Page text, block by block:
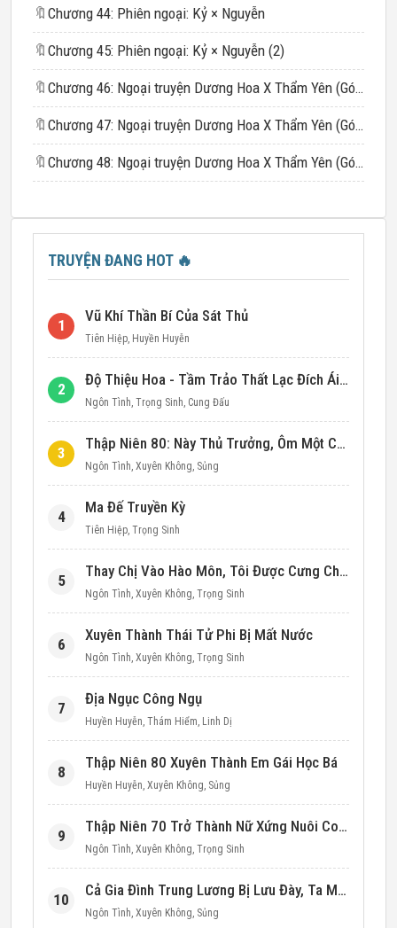
🔖 Chương 44: Phiên ngoại: Kỷ × Nguyễn
🔖 Chương 45: Phiên ngoại: Kỷ × Nguyễn (2)
🔖 Chương 46: Ngoại truyện Dương Hoa X Thẩm Yên (Góc nhìn của Dương Hoa)
🔖 Chương 47: Ngoại truyện Dương Hoa X Thẩm Yên (Góc nhìn của Dương Hoa) (2)
🔖 Chương 48: Ngoại truyện Dương Hoa X Thẩm Yên (Góc nhìn của Dương Hoa) (3)
TRUYỆN ĐANG HOT 🔥
1
Vũ Khí Thần Bí Của Sát Thủ
Tiên Hiệp, Huyền Huyễn
2
Độ Thiệu Hoa - Tầm Trảo Thất Lạc Đích Ái Tình
Ngôn Tình, Trọng Sinh, Cung Đấu
3
Thập Niên 80: Này Thủ Trưởng, Ôm Một Cái Đi!
Ngôn Tình, Xuyên Không, Sủng
4
Ma Đế Truyền Kỳ
Tiên Hiệp, Trọng Sinh
5
Thay Chị Vào Hào Môn, Tôi Được Cưng Chiều Hết Mực (Thập Niên 90)
Ngôn Tình, Xuyên Không, Trọng Sinh
6
Xuyên Thành Thái Tử Phi Bị Mất Nước
Ngôn Tình, Xuyên Không, Trọng Sinh
7
Địa Ngục Công Ngụ
Huyền Huyễn, Thám Hiểm, Linh Dị
8
Thập Niên 80 Xuyên Thành Em Gái Học Bá
Huyền Huyễn, Xuyên Không, Sủng
9
Thập Niên 70 Trở Thành Nữ Xứng Nuôi Con Làm Giàu
Ngôn Tình, Xuyên Không, Trọng Sinh
10
Cả Gia Đình Trung Lương Bị Lưu Đày, Ta Mang Không Gian Cứu Cả Nhà
Ngôn Tình, Xuyên Không, Sủng